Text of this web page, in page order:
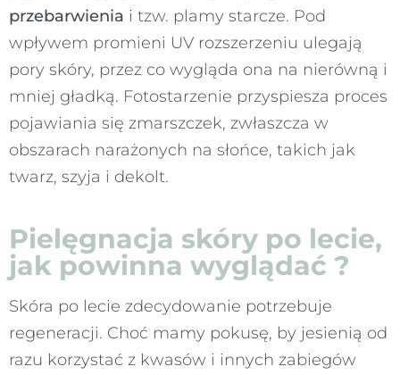
przebarwienia i tzw. plamy starcze. Pod
wpływem promieni UV rozszerzeniu ulegają
pory skóry, przez co wygląda ona na nierówną i
mniej gładką. Fotostarzenie przyspiesza proces
pojawiania się zmarszczek, zwłaszcza w
obszarach narażonych na słońce, takich jak
twarz, szyja i dekolt.
Pielęgnacja skóry po lecie,
jak powinna wyglądać ?
Skóra po lecie zdecydowanie potrzebuje
regeneracji. Choć mamy pokusę, by jesienią od
razu korzystać z kwasów i innych zabiegów